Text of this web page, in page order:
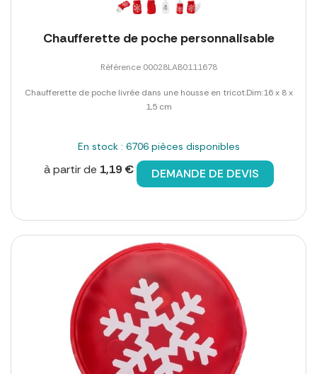
Chaufferette de poche personnalisable
Référence 00028LAB0111678
Chaufferette de poche livrée dans une housse en tricot.Dim:16 x 8 x
1,5 cm
En stock : 6706 pièces disponibles
à partir de 1,19 € DEMANDE DE DEVIS